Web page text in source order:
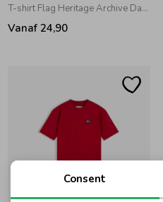
Ondergoed
Zomeraccessoires
Kledingaccessoires
Blouses
Leggings
Boxpakjes
T-shirt Flag Heritage Archive Dark Night Navy
Vanaf 24,90
Consent